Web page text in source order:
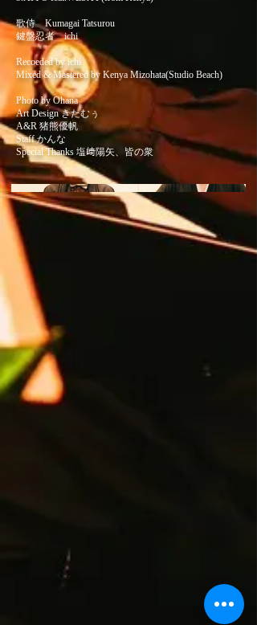
歌侍 Kumagai Tatsurou
鍵盤忍者 ichi
Recoeded by ichi
Mixed & Mastered by Kenya Mizohata(Studio Beach)
Photo by Ohana
Art Design きたむぅ
A&R 猪熊優帆
Staff かんな
Special Thanks 塩﨑陽矢、皆の衆